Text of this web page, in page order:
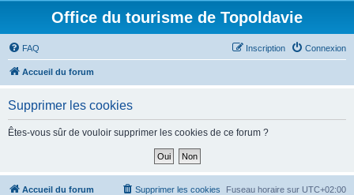
Office du tourisme de Topoldavie
FAQ Connexion
Inscription
Accueil du forum
Supprimer les cookies
Êtes-vous sûr de vouloir supprimer les cookies de ce forum ?
Accueil du forum Fuseau horaire sur UTC+02:00
Supprimer les cookies